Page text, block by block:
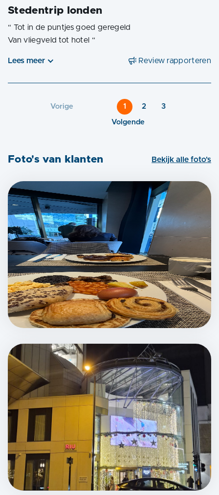
Stedentrip londen
“ Tot in de puntjes goed geregeld
Van vliegveld tot hotel “
Lees meer Review rapporteren
Vorige 1 2 3
Volgende
Foto's van klanten Bekijk alle foto's